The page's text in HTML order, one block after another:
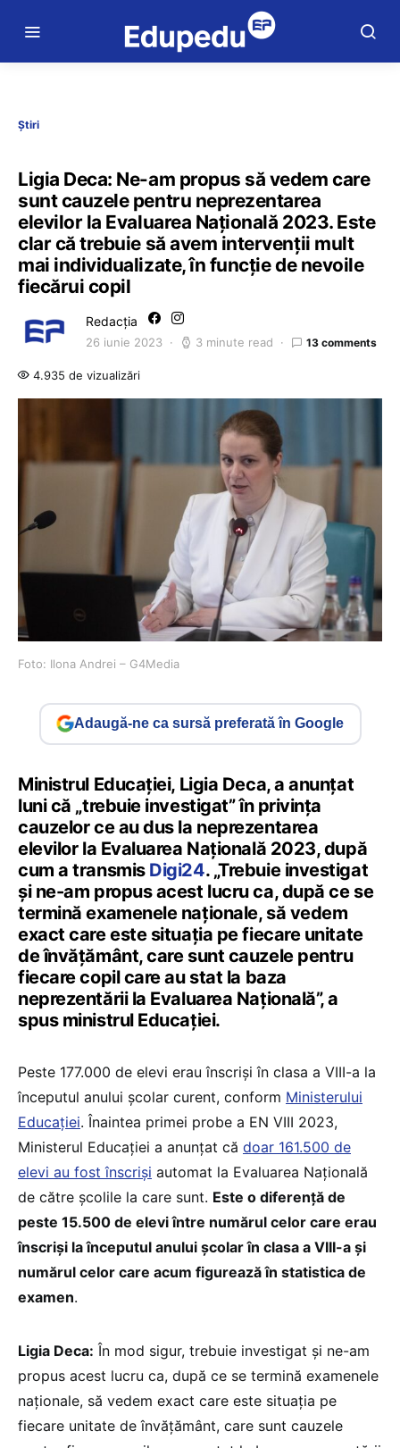
Știri
Ligia Deca: Ne-am propus să vedem care
sunt cauzele pentru neprezentarea
elevilor la Evaluarea Națională 2023. Este
clar că trebuie să avem intervenții mult
mai individualizate, în funcție de nevoile
fiecărui copil
Redacția
26 iunie 2023 3 minute read 13 comments
4.935 de vizualizări
Foto: Ilona Andrei – G4Media
Adaugă-ne ca sursă preferată în Google
Ministrul Educației, Ligia Deca, a anunțat
luni că „trebuie investigat” în privința
cauzelor ce au dus la neprezentarea
elevilor la Evaluarea Națională 2023, după
cum a transmis Digi24. „Trebuie investigat
și ne-am propus acest lucru ca, după ce se
termină examenele naționale, să vedem
exact care este situația pe fiecare unitate
de învățământ, care sunt cauzele pentru
fiecare copil care au stat la baza
neprezentării la Evaluarea Națională”, a
spus ministrul Educației.
Peste 177.000 de elevi erau înscriși în clasa a VIII-a la
începutul anului școlar curent, conform Ministerului
Educației. Înaintea primei probe a EN VIII 2023,
Ministerul Educației a anunțat că doar 161.500 de
elevi au fost înscriși automat la Evaluarea Națională
de către școlile la care sunt. Este o diferență de
peste 15.500 de elevi între numărul celor care erau
înscriși la începutul anului școlar în clasa a VIII-a și
numărul celor care acum figurează în statistica de
examen.
Ligia Deca: În mod sigur, trebuie investigat și ne-am
propus acest lucru ca, după ce se termină examenele
naționale, să vedem exact care este situația pe
fiecare unitate de învățământ, care sunt cauzele